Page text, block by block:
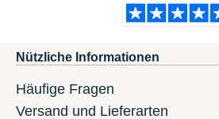
Nützliche Informationen
Häufige Fragen
Versand und Lieferarten